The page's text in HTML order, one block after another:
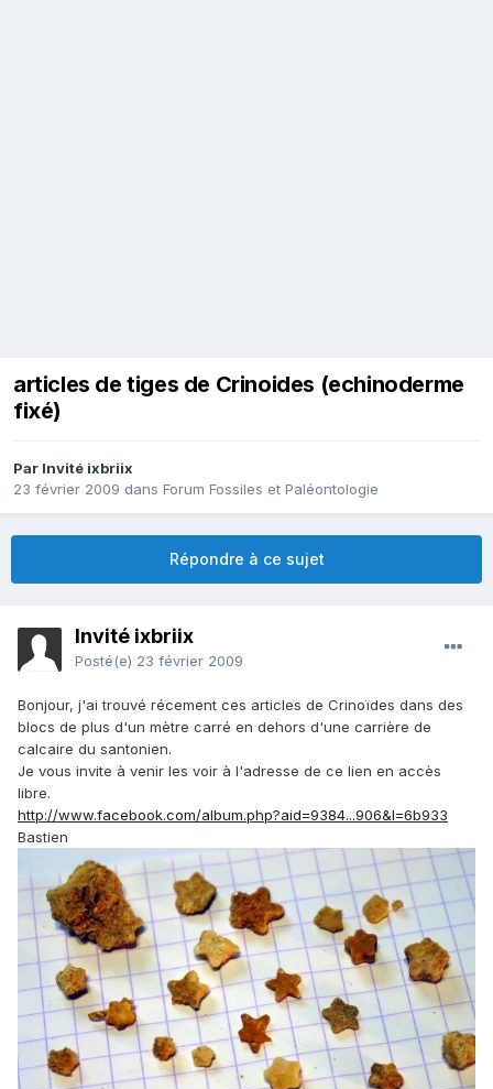
articles de tiges de Crinoides (echinoderme
fixé)
Par Invité ixbriix
23 février 2009 dans Forum Fossiles et Paléontologie
Répondre à ce sujet
Invité ixbriix
Posté(e) 23 février 2009
Bonjour, j'ai trouvé récement ces articles de Crinoïdes dans des
blocs de plus d'un mètre carré en dehors d'une carrière de
calcaire du santonien.
Je vous invite à venir les voir à l'adresse de ce lien en accès
libre.
http://www.facebook.com/album.php?aid=9384...906&l=6b933
Bastien